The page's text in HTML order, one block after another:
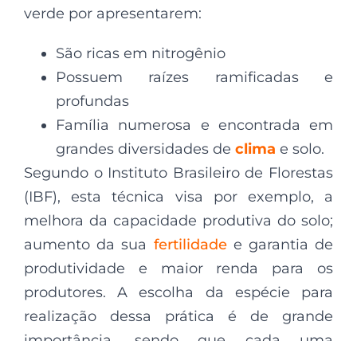
verde por apresentarem:
São ricas em nitrogênio
Possuem raízes ramificadas e
profundas
Família numerosa e encontrada em
grandes diversidades de clima e solo.
Segundo o Instituto Brasileiro de Florestas
(IBF), esta técnica visa por exemplo, a
melhora da capacidade produtiva do solo;
aumento da sua fertilidadee garantia de
produtividade e maior renda para os
produtores. A escolha da espécie para
realização dessa prática é de grande